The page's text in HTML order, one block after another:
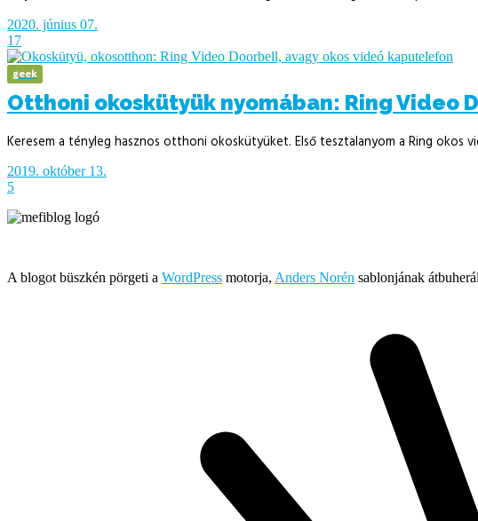
2020. június 07.
17
geek
Otthoni okoskütyük nyomában: Ring Video
Keresem a tényleg hasznos otthoni okoskütyüket. Első tesztalanyom a Ring okos
2019. október 13.
5
A blogot büszkén pörgeti a WordPress motorja, Anders Norén sablonjának